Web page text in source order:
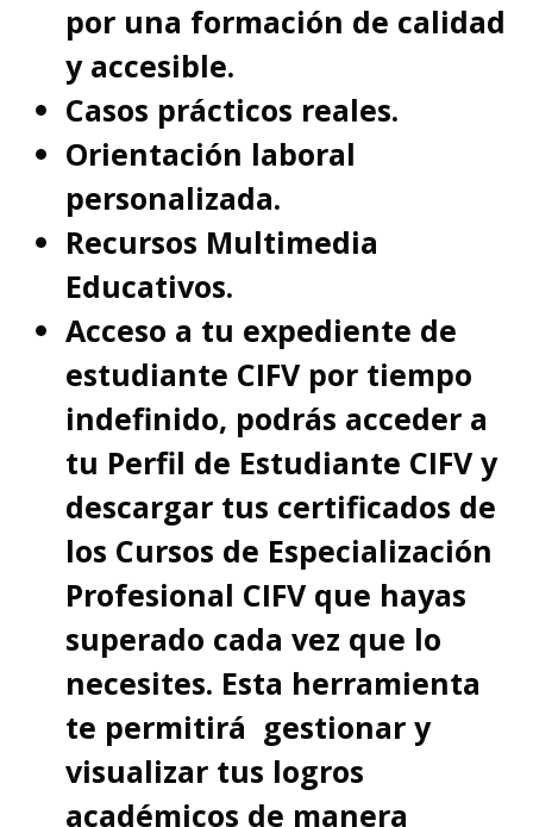
por una formación de calidad
y accesible.
Casos prácticos reales.
Orientación laboral
personalizada.
Recursos Multimedia
Educativos.
Acceso a tu expediente de
estudiante CIFV por tiempo
indefinido, podrás acceder a
tu Perfil de Estudiante CIFV y
descargar tus certificados de
los Cursos de Especialización
Profesional CIFV que hayas
superado cada vez que lo
necesites. Esta herramienta
te permitirá gestionar y
visualizar tus logros
académicos de manera